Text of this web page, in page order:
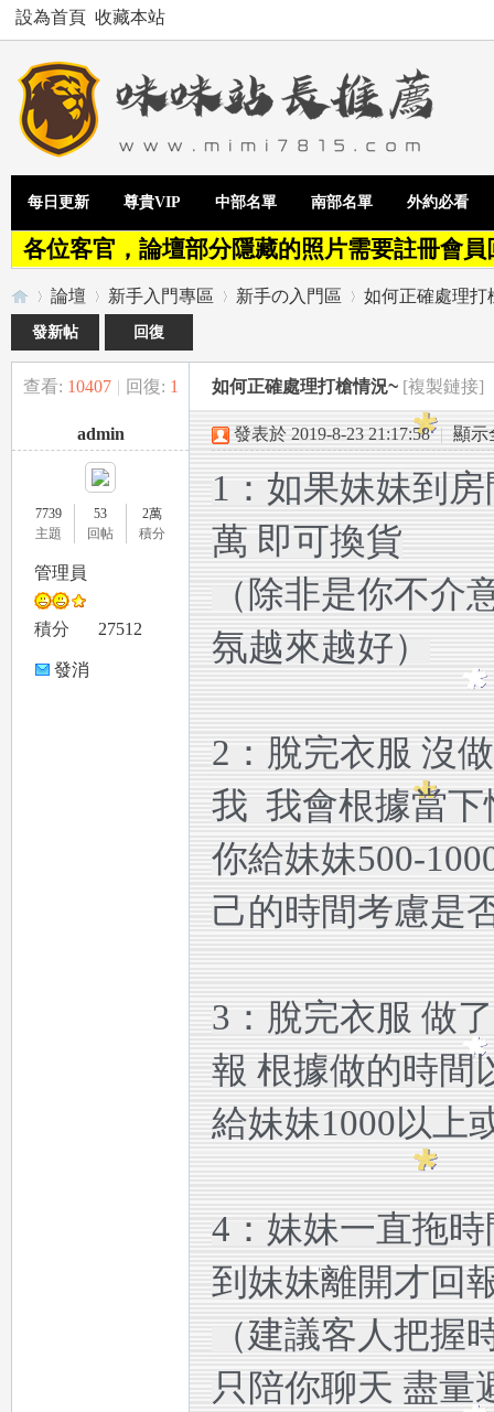
設為首頁 收藏本站
每日更新 尊貴VIP 中部名單 南部名單 外約必看
各位客官，論壇部分隱藏的照片需要註冊會
Te»
論壇
›
新手入門專區
›
新手の入門區
›
如何正確處理打
發新帖 回復
查看: 10407 | 回復: 1 如何正確處理打槍情況~ [複製鏈接]
admin
7739
主題
53
回帖
2萬
積分
管理員
積分 27512
發消
發表於 2019-8-23 21:17:58 | 顯示
1：如果妹妹到
萬 即可換貨
（除非是你不介
氛越來越好）
2：脫完衣服 沒
我 我會根據當下
你給妹妹500-
己的時間考慮是
3：脫完衣服 做
報 根據做的時間
給妹妹1000以上
4：妹妹一直拖
到妹妹離開才回
（建議客人把握
只陪你聊天 盡量